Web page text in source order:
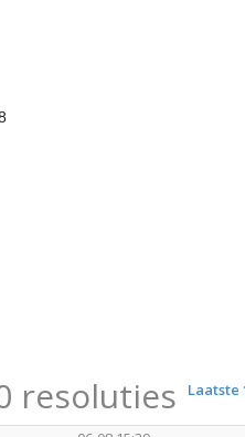
Laatste
resoluties